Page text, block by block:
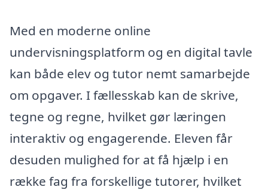
Med en moderne online
undervisningsplatform og en digital tavle
kan både elev og tutor nemt samarbejde
om opgaver. I fællesskab kan de skrive,
tegne og regne, hvilket gør læringen
interaktiv og engagerende. Eleven får
desuden mulighed for at få hjælp i en
række fag fra forskellige tutorer, hvilket